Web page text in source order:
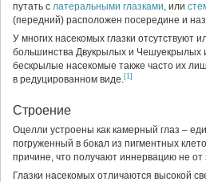
путать с латеральными глазками, или
(передний) расположен посередине и
У многих насекомых глазки
большинства Двукрылых и Чешуекрылых
бескрылые насекомые также часто их
в редуцированном виде.[1]
Строение
Оцелли устроены как камерный глаз –
погруженный в бокал из пигментных
причине, что получают иннервацию не
Глазки насекомых отличаются высокой